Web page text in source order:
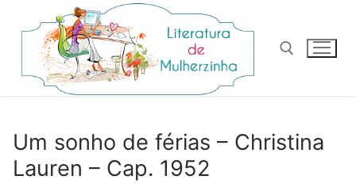
para
conteúdo
Um sonho de férias – Christina
Lauren – Cap. 1952